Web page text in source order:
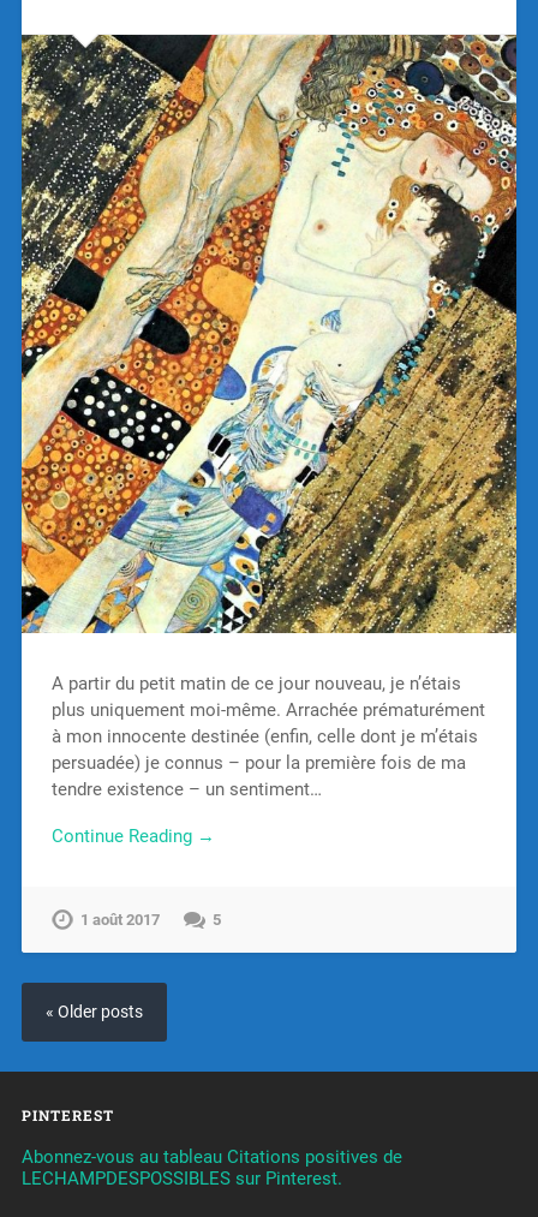
A partir du petit matin de ce jour nouveau, je n’étais
plus uniquement moi-même. Arrachée prématurément
à mon innocente destinée (enfin, celle dont je m’étais
persuadée) je connus – pour la première fois de ma
tendre existence – un sentiment…
Continue Reading →
1 août 2017 5
« Older posts
PINTEREST
Abonnez-vous au tableau Citations positives de
LECHAMPDESPOSSIBLES sur Pinterest.